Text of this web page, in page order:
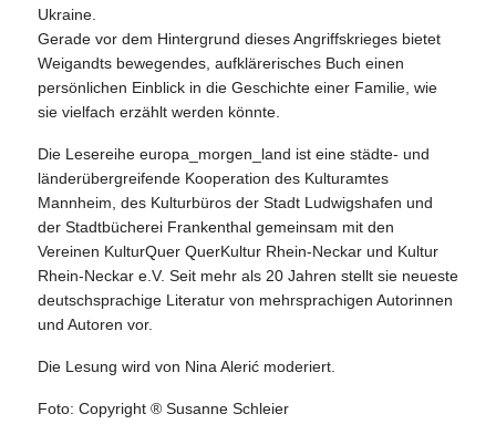
Ukraine.
Gerade vor dem Hintergrund dieses Angriffskrieges bietet
Weigandts bewegendes, aufklärerisches Buch einen
persönlichen Einblick in die Geschichte einer Familie, wie
sie vielfach erzählt werden könnte.
Die Lesereihe europa_morgen_land ist eine städte- und
länderübergreifende Kooperation des Kulturamtes
Mannheim, des Kulturbüros der Stadt Ludwigshafen und
der Stadtbücherei Frankenthal gemeinsam mit den
Vereinen KulturQuer QuerKultur Rhein-Neckar und Kultur
Rhein-Neckar e.V. Seit mehr als 20 Jahren stellt sie neueste
deutschsprachige Literatur von mehrsprachigen Autorinnen
und Autoren vor.
Die Lesung wird von Nina Alerić moderiert.
Foto: Copyright ® Susanne Schleier